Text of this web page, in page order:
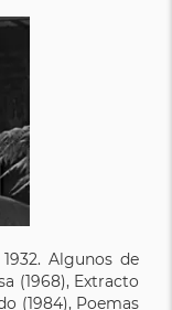
Algunos de
(1968), Extracto
(1984), Poemas